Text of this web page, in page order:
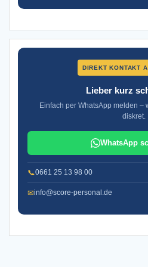
DIREKT KONTAKT
Lieber kurz
Einfach per WhatsApp melden –
diskret.
WhatsApp
📞0661 25 13 98 00
✉info@score-personal.de